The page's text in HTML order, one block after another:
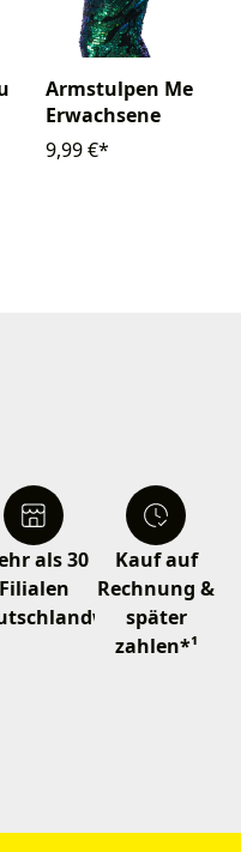
Armstulpen
Erwachsene
9,99 €*
als 30
Filialen
Kauf auf
Rechnung &
später
zahlen*¹